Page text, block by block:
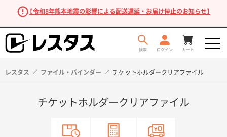
【令和8年熊本地震の影響による配送遅延・お届け停止のお知らせ】
レスタス ファイル・バインダー チケットホルダークリアファイル
チケットホルダークリアファイル